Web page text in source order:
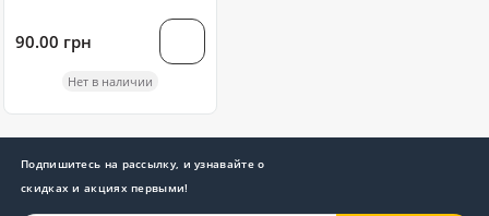
90.00 грн
Нет в наличии
Подпишитесь на рассылку, и узнавайте о
скидках и акциях первыми!